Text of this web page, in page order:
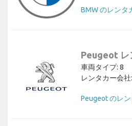
BMW のレンタ
Peugeot レ
車両タイプ: 8
レンタカー会社
Peugeot のレ